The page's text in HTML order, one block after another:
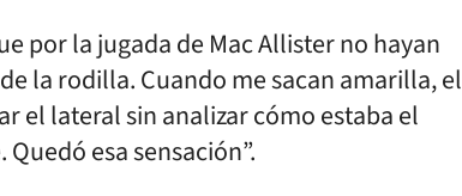
por la jugada de Mac Allister no hayan
la rodilla. Cuando me sacan amarilla, el
el lateral sin analizar cómo estaba el
esa sensación”.